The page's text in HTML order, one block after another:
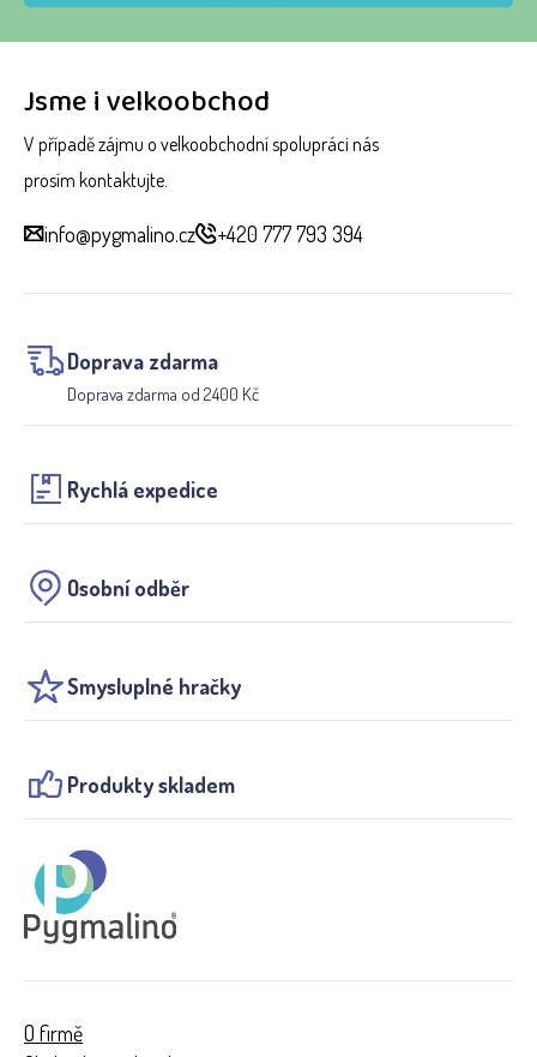
Jsme i velkoobchod
V případě zájmu o velkoobchodní spolupráci nás
prosím kontaktujte.
info@pygmalino.cz +420 777 793 394
Doprava zdarma
Doprava zdarma od 2400 Kč
Rychlá expedice
Osobní odběr
Smysluplné hračky
Produkty skladem
O firmě